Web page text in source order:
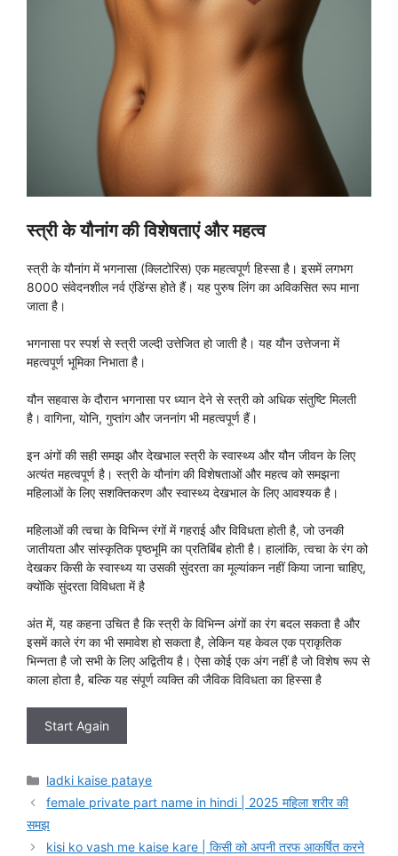
स्त्री के यौनांग की विशेषताएं और महत्व
स्त्री के यौनांग में भगनासा (क्लिटोरिस) एक महत्वपूर्ण हिस्सा है। इसमें लगभग
8000 संवेदनशील नर्व एंडिंग्स होते हैं। यह पुरुष लिंग का अविकसित रूप माना
जाता है।
भगनासा पर स्पर्श से स्त्री जल्दी उत्तेजित हो जाती है। यह यौन उत्तेजना में
महत्वपूर्ण भूमिका निभाता है।
यौन सहवास के दौरान भगनासा पर ध्यान देने से स्त्री को अधिक संतुष्टि मिलती
है। वागिना, योनि, गुप्तांग और जननांग भी महत्वपूर्ण हैं।
इन अंगों की सही समझ और देखभाल स्त्री के स्वास्थ्य और यौन जीवन के लिए
अत्यंत महत्वपूर्ण है। स्त्री के यौनांग की विशेषताओं और महत्व को समझना
महिलाओं के लिए सशक्तिकरण और स्वास्थ्य देखभाल के लिए आवश्यक है।
महिलाओं की त्वचा के विभिन्न रंगों में गहराई और विविधता होती है, जो उनकी
जातीयता और सांस्कृतिक पृष्ठभूमि का प्रतिबिंब होती है। हालांकि, त्वचा के रंग को
देखकर किसी के स्वास्थ्य या उसकी सुंदरता का मूल्यांकन नहीं किया जाना चाहिए,
क्योंकि सुंदरता विविधता में है
अंत में, यह कहना उचित है कि स्त्री के विभिन्न अंगों का रंग बदल सकता है और
इसमें काले रंग का भी समावेश हो सकता है, लेकिन यह केवल एक प्राकृतिक
भिन्नता है जो सभी के लिए अद्वितीय है। ऐसा कोई एक अंग नहीं है जो विशेष रूप से
काला होता है, बल्कि यह संपूर्ण व्यक्ति की जैविक विविधता का हिस्सा है
Start Again
Categories
ladki kaise pataye
female private part name in hindi | 2025 महिला शरीर की
समझ
kisi ko vash me kaise kare | किसी को अपनी तरफ आकर्षित करने